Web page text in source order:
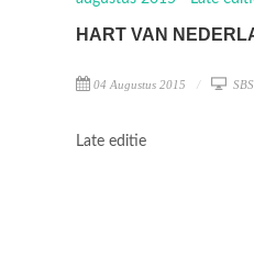
HART VAN
04 Augustus 2015
Late editie